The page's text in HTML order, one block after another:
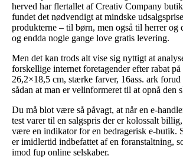
herved har flertallet af Creativ Company
fundet det nødvendigt at mindske
produkterne – til børn, men også til herrer og
og endda nogle gange love gratis levering.
Men det kan trods alt vise sig nyttigt at
forskellige internet foretagender efter rabat
26,2×18,5 cm, stærke farver, 16ass. ark forud
sådan at man er velinformeret til at opnå den
Du må blot være så påvagt, at når en e-
test varer til en salgspris der er kolossalt
være en indikator for en bedragerisk e-butik.
er imidlertid indbefattet af en foranstaltning,
imod fup online selskaber.